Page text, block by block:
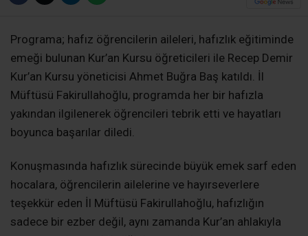
Programa; hafız öğrencilerin aileleri, hafızlık eğitiminde
emeği bulunan Kur’an Kursu öğreticileri ile Recep Demir
Kur’an Kursu yöneticisi Ahmet Buğra Baş katıldı. İl
Müftüsü Fakirullahoğlu, programda her bir hafızla
yakından ilgilenerek öğrencileri tebrik etti ve hayatları
boyunca başarılar diledi.
Konuşmasında hafızlık sürecinde büyük emek sarf eden
hocalara, öğrencilerin ailelerine ve hayırseverlere
teşekkür eden İl Müftüsü Fakirullahoğlu, hafızlığın
sadece bir ezber değil, aynı zamanda Kur’an ahlakıyla